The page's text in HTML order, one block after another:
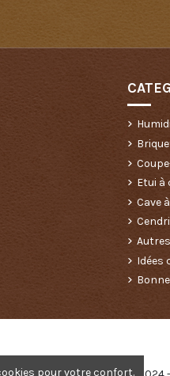
Etui à
Cave
Idées
pour votre confort.